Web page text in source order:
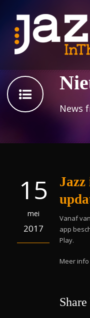
News
15
mei
2017
Vanaf
app
Play.
Meer info
Share